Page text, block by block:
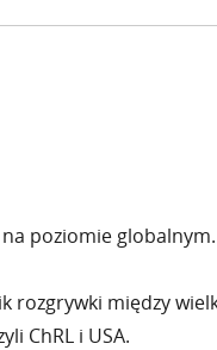
poziomie
rozgrywki między
ChRL i USA.